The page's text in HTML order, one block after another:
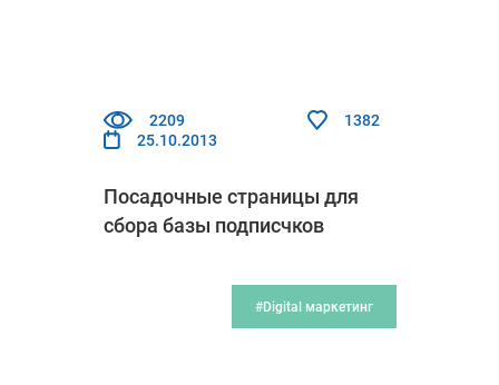
2209
1382
25.10.2013
Посадочные страницы для
сбора базы подписчков
#Digital маркетинг